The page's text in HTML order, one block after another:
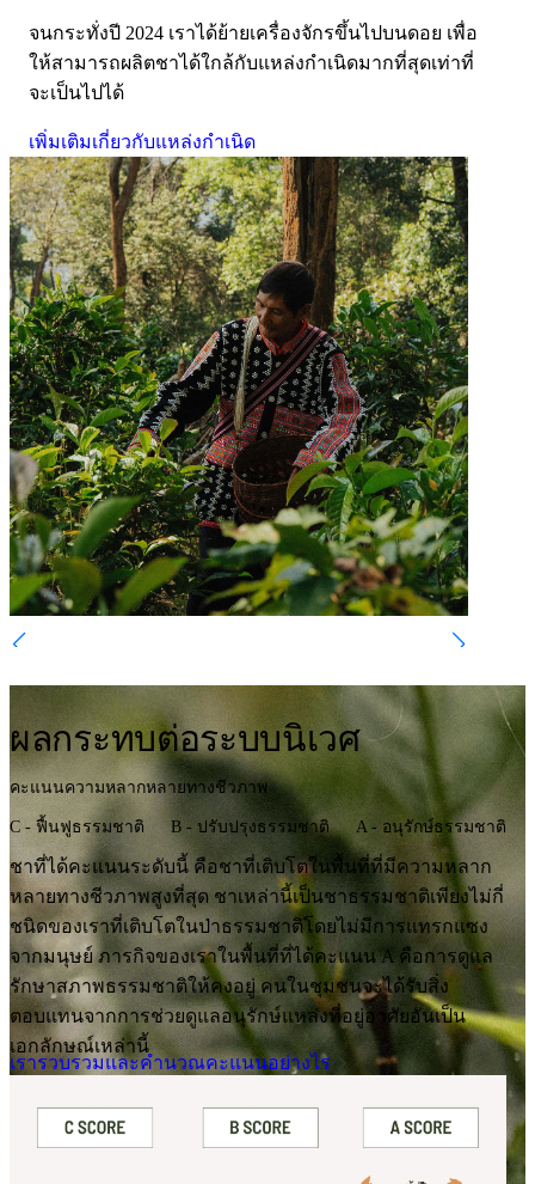
จนกระทั่งปี 2024 เราได้ย้ายเครื่องจักรขึ้นไปบนดอย เพื่อ
ให้สามารถผลิตชาได้ใกล้กับแหล่งกำเนิดมากที่สุดเท่าที่
จะเป็นไปได้
เพิ่มเติมเกี่ยวกับแหล่งกำเนิด
ผลกระทบต่อระบบนิเวศ
คะแนนความหลากหลายทางชีวภาพ
C - ฟื้นฟูธรรมชาติ B - ปรับปรุงธรรมชาติ A - อนุรักษ์ธรรมชาติ
ชาที่ได้คะแนนระดับนี้ คือชาที่เติบโตในพื้นที่ที่มีความหลาก
หลายทางชีวภาพสูงที่สุด ชาเหล่านี้เป็นชาธรรมชาติเพียงไม่กี่
ชนิดของเราที่เติบโตในป่าธรรมชาติโดยไม่มีการแทรกแซง
จากมนุษย์ ภารกิจของเราในพื้นที่ที่ได้คะแนน A คือการดูแล
รักษาสภาพธรรมชาติให้คงอยู่ คนในชุมชนจะได้รับสิ่ง
ตอบแทนจากการช่วยดูแลอนุรักษ์แหล่งที่อยู่อาศัยอันเป็น
เอกลักษณ์เหล่านี้
เรารวบรวมและคำนวณคะแนนอย่างไร